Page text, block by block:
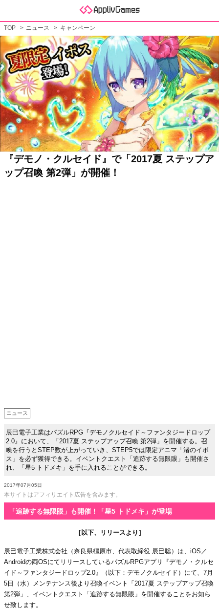
TOP ニュース キャンペーン
『デモノ・クルセイド』で「2017夏 ステップア
ップ召喚 第2弾」が開催！
ニュース
辰巳電子工業はパズルRPG『デモノクルセイド～ファンタジードロップ
2.0』において、「2017夏 ステップアップ召喚 第2弾」を開催する。召
喚を行うとSTEP数が上がっていき、STEP5では限定アニマ「渚のイボ
ス」を必ず獲得できる。イベントクエスト「追跡する無限眼」も開催さ
れ、「星5 トドメキ」を手に入れることができる。
2017年07月05日
本サイトはアフィリエイト広告を含みます。
「追跡する無限眼」も開催！「星5 トドメキ」が登場
［以下、リリースより］
辰巳電子工業株式会社（奈良県橿原市、代表取締役 辰巳聡）は、iOS／
Androidの両OSにてリリースしているパズルRPGアプリ『デモノ・クルセ
イド～ファンタジードロップ2.0』（以下：デモノクルセイド）にて、7月
5日（水）メンテナンス後より召喚イベント「2017夏 ステップアップ召喚
第2弾」、イベントクエスト「追跡する無限眼」を開催することをお知ら
せ致します。